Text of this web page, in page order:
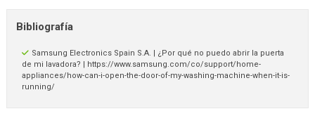
Bibliografía
Samsung Electronics Spain S.A. | ¿Por qué no puedo abrir la puerta
de mi lavadora? | https://www.samsung.com/co/support/home-
appliances/how-can-i-open-the-door-of-my-washing-machine-when-it-is-
running/